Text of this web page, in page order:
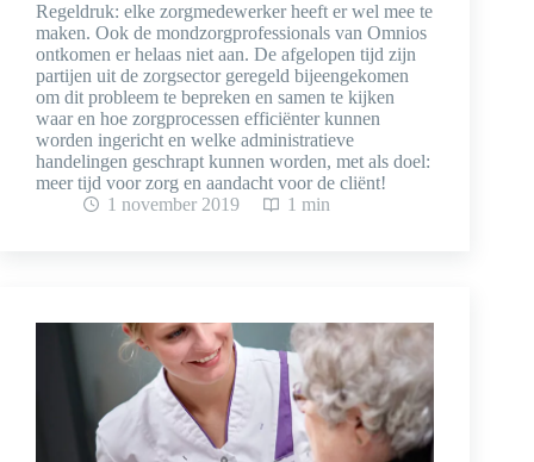
Regeldruk: elke zorgmedewerker heeft er wel mee te
maken. Ook de mondzorgprofessionals van Omnios
ontkomen er helaas niet aan. De afgelopen tijd zijn
partijen uit de zorgsector geregeld bijeengekomen
om dit probleem te bepreken en samen te kijken
waar en hoe zorgprocessen efficiënter kunnen
worden ingericht en welke administratieve
handelingen geschrapt kunnen worden, met als doel:
meer tijd voor zorg en aandacht voor de cliënt!
1 november 2019
1 min